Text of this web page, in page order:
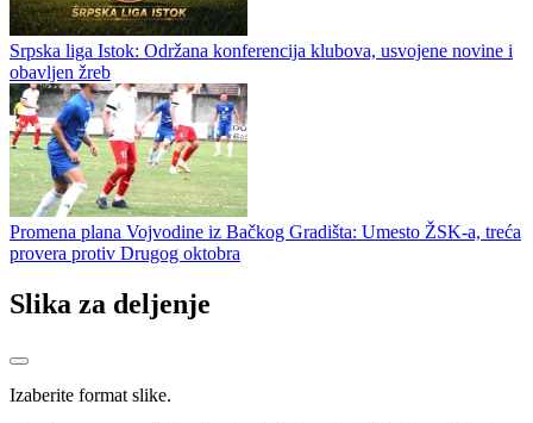
Srpska liga Istok: Održana konferencija klubova, usvojene novine i
obavljen žreb
Promena plana Vojvodine iz Bačkog Gradišta: Umesto ŽSK-a, treća
provera protiv Drugog oktobra
Slika za deljenje
Izaberite format slike.